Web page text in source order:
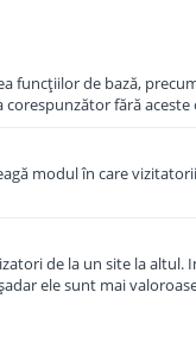
funcţiilor de bază,
corespunzător fără aceste
modul în care
de la un site la altul.
ele sunt mai